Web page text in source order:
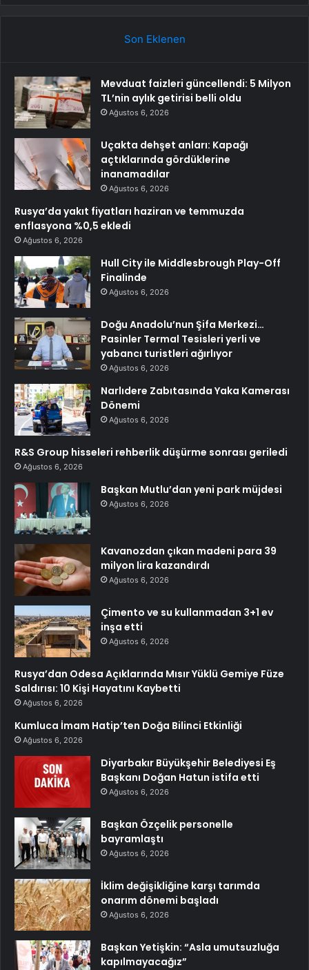
Son Eklenen
Mevduat faizleri güncellendi: 5 Milyon
TL’nin aylık getirisi belli oldu
Ağustos 6, 2026
Uçakta dehşet anları: Kapağı
açtıklarında gördüklerine
inanamadılar
Ağustos 6, 2026
Rusya’da yakıt fiyatları haziran ve temmuzda
enflasyona %0,5 ekledi
Ağustos 6, 2026
Hull City ile Middlesbrough Play-Off
Finalinde
Ağustos 6, 2026
Doğu Anadolu’nun Şifa Merkezi…
Pasinler Termal Tesisleri yerli ve
yabancı turistleri ağırlıyor
Ağustos 6, 2026
Narlıdere Zabıtasında Yaka Kamerası
Dönemi
Ağustos 6, 2026
R&S Group hisseleri rehberlik düşürme sonrası geriledi
Ağustos 6, 2026
Başkan Mutlu’dan yeni park müjdesi
Ağustos 6, 2026
Kavanozdan çıkan madeni para 39
milyon lira kazandırdı
Ağustos 6, 2026
Çimento ve su kullanmadan 3+1 ev
inşa etti
Ağustos 6, 2026
Rusya’dan Odesa Açıklarında Mısır Yüklü Gemiye Füze
Saldırısı: 10 Kişi Hayatını Kaybetti
Ağustos 6, 2026
Kumluca İmam Hatip’ten Doğa Bilinci Etkinliği
Ağustos 6, 2026
Diyarbakır Büyükşehir Belediyesi Eş
Başkanı Doğan Hatun istifa etti
Ağustos 6, 2026
Başkan Özçelik personelle
bayramlaştı
Ağustos 6, 2026
İklim değişikliğine karşı tarımda
onarım dönemi başladı
Ağustos 6, 2026
Başkan Yetişkin: “Asla umutsuzluğa
kapılmayacağız”